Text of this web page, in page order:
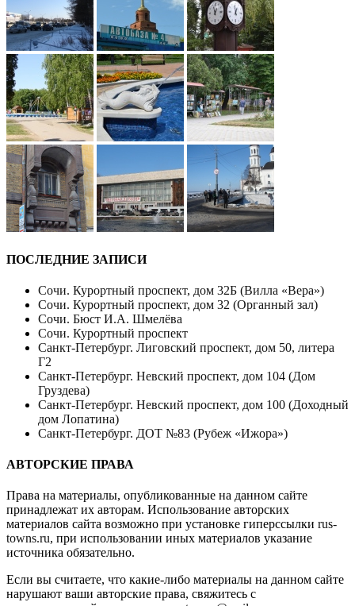
ПОСЛЕДНИЕ ЗАПИСИ
Сочи. Курортный проспект, дом 32Б (Вилла «Вера»)
Сочи. Курортный проспект, дом 32 (Органный зал)
Сочи. Бюст И.А. Шмелёва
Сочи. Курортный проспект
Санкт-Петербург. Лиговский проспект, дом 50, литера
Г2
Санкт-Петербург. Невский проспект, дом 104 (Дом
Груздева)
Санкт-Петербург. Невский проспект, дом 100 (Доходный
дом Лопатина)
Санкт-Петербург. ДОТ №83 (Рубеж «Ижора»)
АВТОРСКИЕ ПРАВА
Права на материалы, опубликованные на данном сайте
принадлежат их авторам. Использование авторских
материалов сайта возможно при установке гиперссылки rus-
towns.ru, при использовании иных материалов указание
источника обязательно.
Если вы считаете, что какие-либо материалы на данном сайте
нарушают ваши авторские права, свяжитесь с